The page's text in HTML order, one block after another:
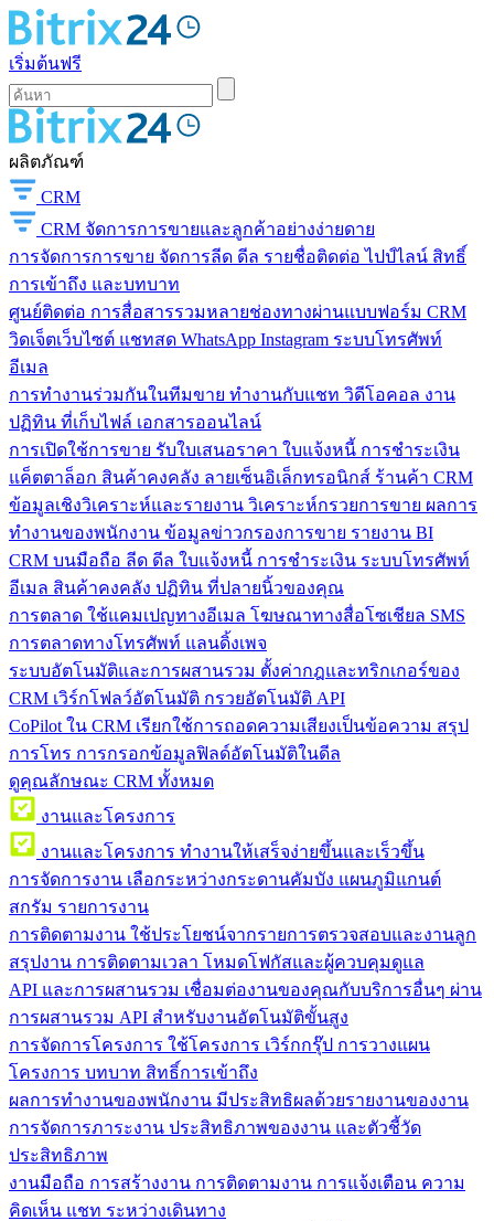
เริ่มต้นฟรี
ผลิตภัณฑ์
CRM
CRM จัดการการขายและลูกค้าอย่างง่ายดาย
การจัดการการขาย จัดการลีด ดีล รายชื่อติดต่อ ไปป์ไลน์ สิทธิ์
การเข้าถึง และบทบาท
ศูนย์ติดต่อ การสื่อสารรวมหลายช่องทางผ่านแบบฟอร์ม CRM
วิดเจ็ตเว็บไซต์ แชทสด WhatsApp Instagram ระบบโทรศัพท์
อีเมล
การทำงานร่วมกันในทีมขาย ทำงานกับแชท วิดีโอคอล งาน
ปฏิทิน ที่เก็บไฟล์ เอกสารออนไลน์
การเปิดใช้การขาย รับใบเสนอราคา ใบแจ้งหนี้ การชำระเงิน
แค็ตตาล็อก สินค้าคงคลัง ลายเซ็นอิเล็กทรอนิกส์ ร้านค้า CRM
ข้อมูลเชิงวิเคราะห์และรายงาน วิเคราะห์กรวยการขาย ผลการ
ทำงานของพนักงาน ข้อมูลข่าวกรองการขาย รายงาน BI
CRM บนมือถือ ลีด ดีล ใบแจ้งหนี้ การชำระเงิน ระบบโทรศัพท์
อีเมล สินค้าคงคลัง ปฏิทิน ที่ปลายนิ้วของคุณ
การตลาด ใช้แคมเปญทางอีเมล โฆษณาทางสื่อโซเชียล SMS
การตลาดทางโทรศัพท์ แลนดิ้งเพจ
ระบบอัตโนมัติและการผสานรวม ตั้งค่ากฎและทริกเกอร์ของ
CRM เวิร์กโฟลว์อัตโนมัติ กรวยอัตโนมัติ API
CoPilot ใน CRM เรียกใช้การถอดความเสียงเป็นข้อความ สรุป
การโทร การกรอกข้อมูลฟิลด์อัตโนมัติในดีล
ดูคุณลักษณะ CRM ทั้งหมด
งานและโครงการ
งานและโครงการ ทำงานให้เสร็จง่ายขึ้นและเร็วขึ้น
การจัดการงาน เลือกระหว่างกระดานคัมบัง แผนภูมิแกนต์
สกรัม รายการงาน
การติดตามงาน ใช้ประโยชน์จากรายการตรวจสอบและงานลูก
สรุปงาน การติดตามเวลา โหมดโฟกัสและผู้ควบคุมดูแล
API และการผสานรวม เชื่อมต่องานของคุณกับบริการอื่นๆ ผ่าน
การผสานรวม API สำหรับงานอัตโนมัติขั้นสูง
การจัดการโครงการ ใช้โครงการ เวิร์กกรุ๊ป การวางแผน
โครงการ บทบาท สิทธิ์การเข้าถึง
ผลการทำงานของพนักงาน มีประสิทธิผลด้วยรายงานของงาน
การจัดการภาระงาน ประสิทธิภาพของงาน และตัวชี้วัด
ประสิทธิภาพ
งานมือถือ การสร้างงาน การติดตามงาน การแจ้งเตือน ความ
คิดเห็น แชท ระหว่างเดินทาง